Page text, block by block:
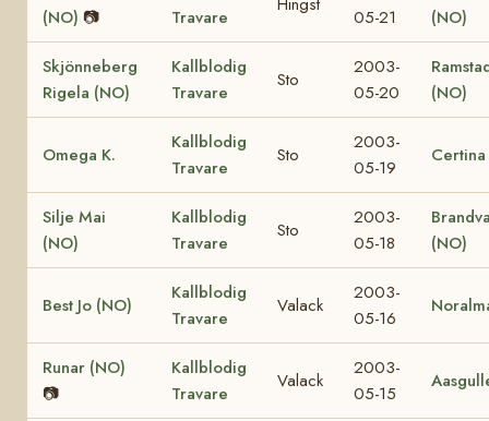
(NO) 📷
Travare
05-21
(NO)
Skjönneberg
Rigela (NO)
Kallblodig
Travare
Sto
2003-
05-20
(NO)
Omega K.
Kallblodig
Travare
Sto
2003-
05-19
Certina
Silje Mai
(NO)
Kallblodig
Travare
Sto
2003-
05-18
(NO)
Best Jo (NO)
Kallblodig
Travare
Valack
2003-
05-16
Runar (NO)
📷
Kallblodig
Travare
Valack
2003-
05-15